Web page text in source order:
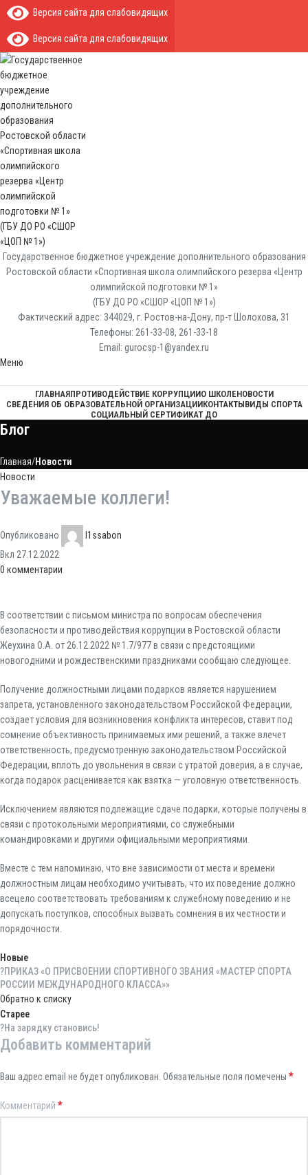
Версия сайта для слабовидящих
Версия сайта для слабовидящих
Государственное бюджетное учреждение дополнительного образования
Ростовской области «Спортивная школа олимпийского резерва «Центр
олимпийской подготовки № 1»
(ГБУ ДО РО «СШОР «ЦОП № 1»)
Фактический адрес: 344029, г. Ростов-на-Дону, пр-т Шолохова, 31
Телефоны: 261-33-08, 261-33-18
Email: gurocsp-1@yandex.ru
Меню
ГЛАВНАЯПРОТИВОДЕЙСТВИЕ КОРРУПЦИИО ШКОЛЕНОВОСТИ
СВЕДЕНИЯ ОБ ОБРАЗОВАТЕЛЬНОЙ ОРГАНИЗАЦИИКОНТАКТЫВИДЫ СПОРТА
СОЦИАЛЬНЫЙ СЕРТИФИКАТ ДО
Блог
Главная Новости
Новости
Уважаемые коллеги!
Опубликовано
l1ssabon
Вкл 27.12.2022
0 комментарии
В соответствии с письмом министра по вопросам обеспечения
безопасности и противодействия коррупции в Ростовской области
Жеухина О.А. от 26.12.2022 № 1.7/977 в связи с предстоящими
новогодними и рождественскими праздниками сообщаю следующее.
Получение должностными лицами подарков является нарушением
запрета, установленного законодательством Российской Федерации,
создает условия для возникновения конфликта интересов, ставит под
сомнение объективность принимаемых ими решений, а также влечет
ответственность, предусмотренную законодательством Российской
Федерации, вплоть до увольнения в связи с утратой доверия, а в случае,
когда подарок расценивается как взятка — уголовную ответственность.
Исключением являются подлежащие сдаче подарки, которые получены в
связи с протокольными мероприятиями, со служебными
командировками и другими официальными мероприятиями.
Вместе с тем напоминаю, что вне зависимости от места и времени
должностным лицам необходимо учитывать, что их поведение должно
всецело соответствовать требованиям к служебному поведению и не
допускать поступков, способных вызвать сомнения в их честности и
порядочности.
Новые
?ПРИКАЗ «О ПРИСВОЕНИИ СПОРТИВНОГО ЗВАНИЯ «МАСТЕР СПОРТА
РОССИИ МЕЖДУНАРОДНОГО КЛАССА»»
Обратно к списку
Старее
?На зарядку становись!
Добавить комментарий
Ваш адрес email не будет опубликован. Обязательные поля помечены *
Комментарий *